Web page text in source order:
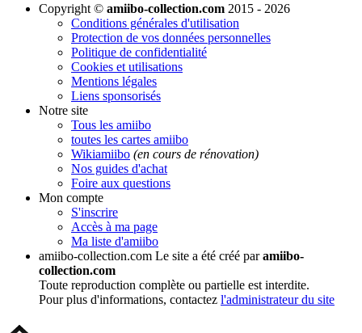
Copyright © amiibo-collection.com 2015 - 2026
Conditions générales d'utilisation
Protection de vos données personnelles
Politique de confidentialité
Cookies et utilisations
Mentions légales
Liens sponsorisés
Notre site
Tous les amiibo
toutes les cartes amiibo
Wikiamiibo (en cours de rénovation)
Nos guides d'achat
Foire aux questions
Mon compte
S'inscrire
Accès à ma page
Ma liste d'amiibo
amiibo-collection.com Le site a été créé paramiibo-
collection.com
Toute reproduction complète ou partielle est interdite.
Pour plus d'informations, contactez l'administrateur du site